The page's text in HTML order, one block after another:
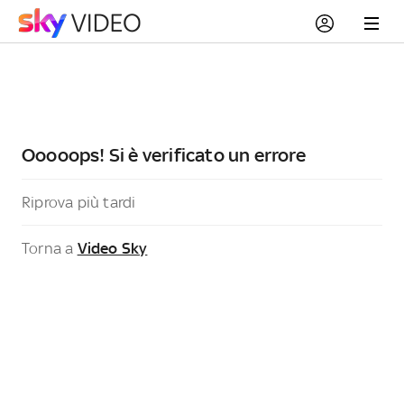
Ooooops! Si è verificato un errore
Riprova più tardi
Torna a Video Sky